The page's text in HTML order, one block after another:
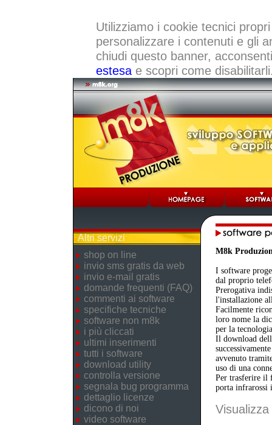
Utilizziamo i cookie tecnici
personalizzare i contenuti e gli
chiudi questo banner,
estesae scopri come
Altri servizi
shop on line
invio sms gratis da web
invio e-mail gratis
domande frequenti (FAQ)
commenti ai software
specifiche tecniche
software non m8k
i più cliccati
ultimi inserimenti
tutti i software
download utility
controlla versione
segnala bug programma
dettaglio licenze
dicono di noi
video software
M8k
I software
dal proprio
Prerogativa
l'installazione
Facilmente
loro nome la
per la
Il download
avvenuto
uso di una
Per trasferire il
porta infrarossi